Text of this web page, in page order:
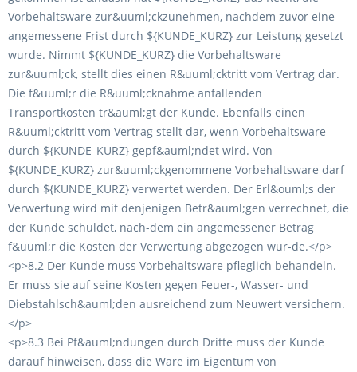
Vorbehaltsware zur&uuml;ckzunehmen, nachdem zuvor eine
angemessene Frist durch ${KUNDE_KURZ} zur Leistung gesetzt
wurde. Nimmt ${KUNDE_KURZ} die Vorbehaltsware
zur&uuml;ck, stellt dies einen R&uuml;cktritt vom Vertrag dar.
Die f&uuml;r die R&uuml;cknahme anfallenden
Transportkosten tr&auml;gt der Kunde. Ebenfalls einen
R&uuml;cktritt vom Vertrag stellt dar, wenn Vorbehaltsware
durch ${KUNDE_KURZ} gepf&auml;ndet wird. Von
${KUNDE_KURZ} zur&uuml;ckgenommene Vorbehaltsware darf
durch ${KUNDE_KURZ} verwertet werden. Der Erl&ouml;s der
Verwertung wird mit denjenigen Betr&auml;gen verrechnet, die
der Kunde schuldet, nach-dem ein angemessener Betrag
f&uuml;r die Kosten der Verwertung abgezogen wur-de.</p>
<p>8.2 Der Kunde muss Vorbehaltsware pfleglich behandeln.
Er muss sie auf seine Kosten gegen Feuer-, Wasser- und
Diebstahlsch&auml;den ausreichend zum Neuwert versichern.
</p>
<p>8.3 Bei Pf&auml;ndungen durch Dritte muss der Kunde
darauf hinweisen, dass die Ware im Eigentum von